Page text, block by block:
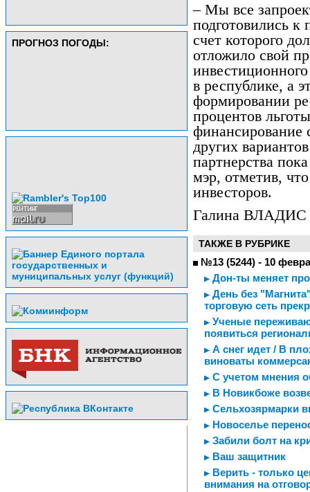
ПРОГНОЗ ПОГОДЫ:
– Мы все
подготовились к
счет которого
отложило свой
в республике, а
формировании
процентов
финансирование
других
партнерства
мэр, отметив,
инвесторов.
Галина ВЛАДИС
ТАКЖЕ В РУБРИКЕ
№13 (5244) - 10
Дон-ты меняет
День без
торговую сеть
Ученые
появиться
А снег идет / В
виноваты
С учетом мнения
В Новикбоже
Сельхозярмарки
Новоселье
Забили болт на
Ваш защитник
Верить - только
внимания на